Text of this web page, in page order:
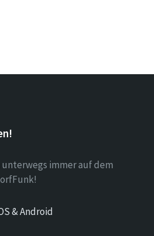
immer auf dem
& Android